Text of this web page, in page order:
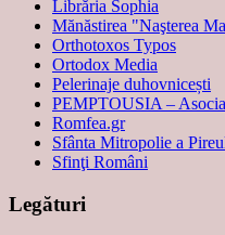
Librăria Sophia
Mănăstirea "Naşterea
Orthotoxos Typos
Ortodox Media
Pelerinaje duhovnicești
PEMPTOUSIA –
Romfea.gr
Sfânta Mitropolie a
Sfinţi Români
Legături